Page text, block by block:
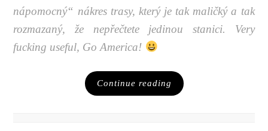
nápomocný“ nákres trasy, který je tak maličký a tak
rozmazaný, že nepřečtete jedinou stanici. Very
fucking useful, Go America!
Continue reading